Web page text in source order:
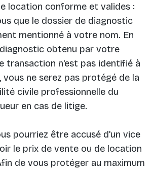
location conforme et valides :
que le dossier de diagnostic
mentionné à votre nom. En
obtenu par votre
transaction n'est pas identifié à
ne serez pas protégé de la
civile professionnelle du
en cas de litige.
pourriez être accusé d'un vice
le prix de vente ou de location
de vous protéger au maximum